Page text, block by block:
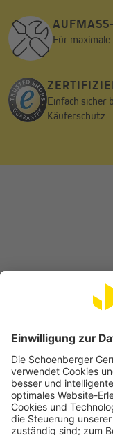
Für
Einfach sicher
Käuferschutz.
Beliebte Kategorien